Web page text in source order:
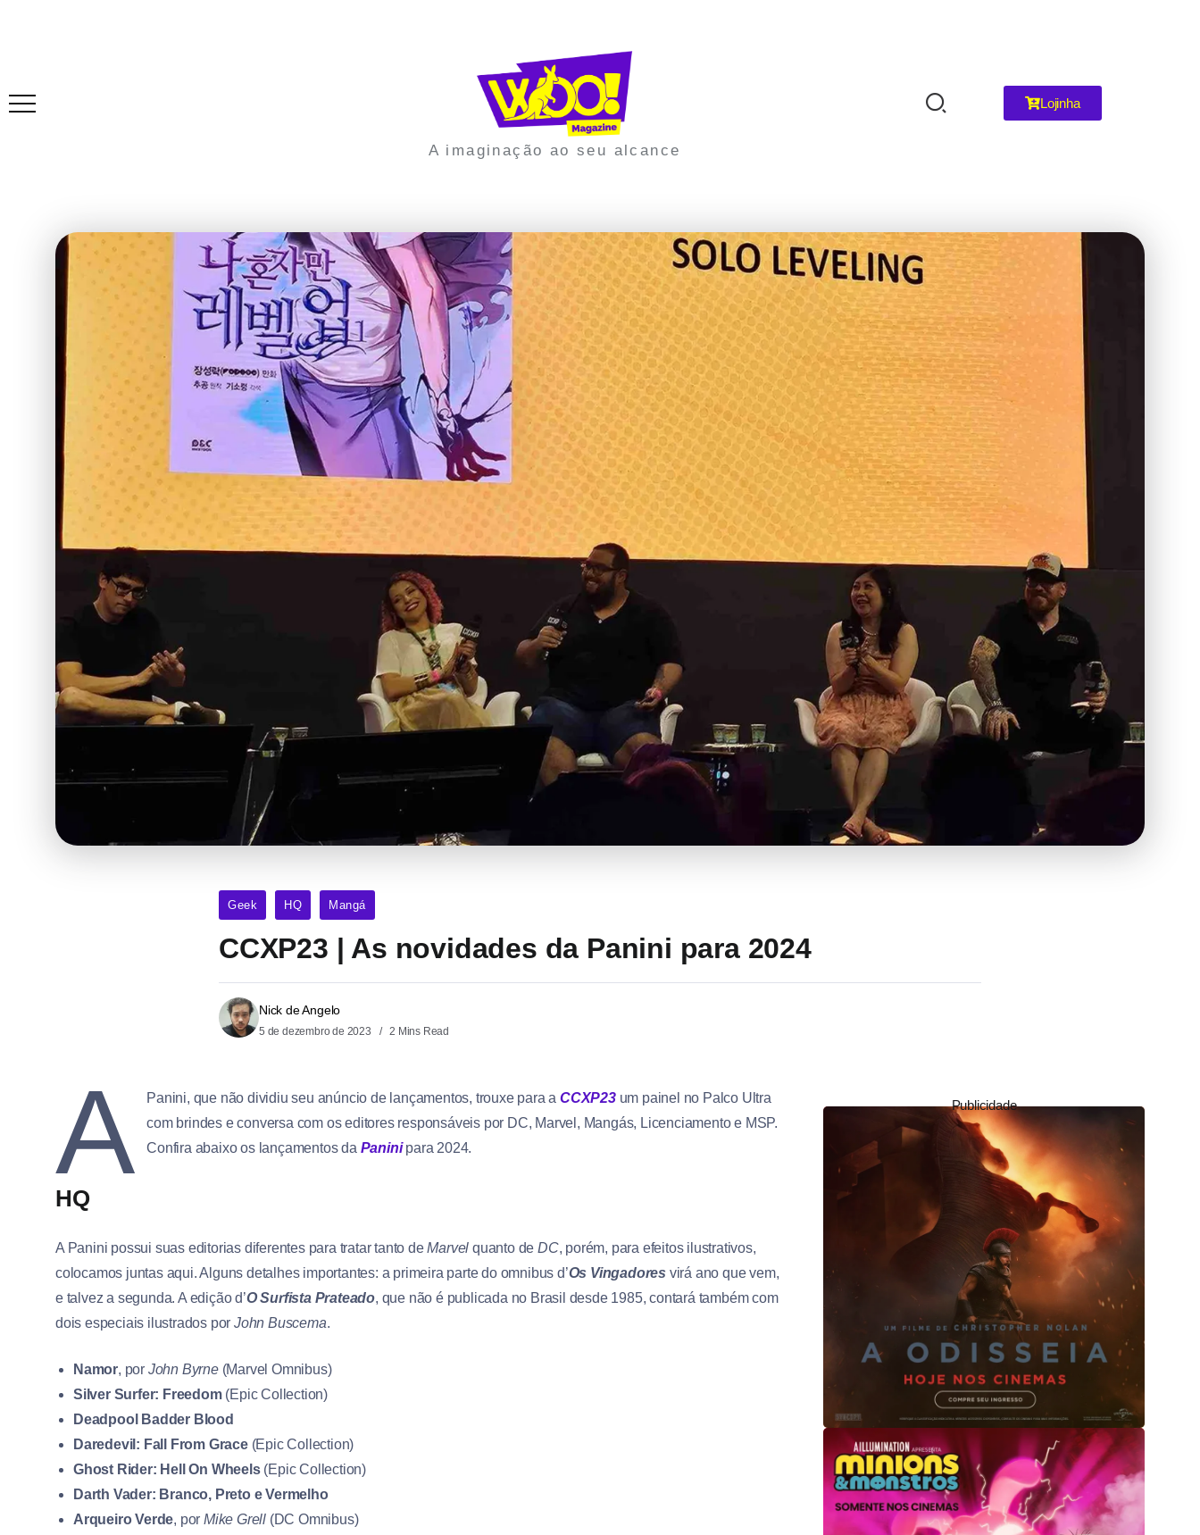
A imaginação ao seu alcance
Lojinha
Geek HQ Mangá
CCXP23 | As novidades da Panini para 2024
Nick de Angelo
5 de dezembro de 2023 2 Mins Read
A Panini, que não dividiu seu anúncio de lançamentos, trouxe para aCCXP23um painel no Palco Ultra
com brindes e conversa com os editores responsáveis por DC, Marvel, Mangás, Licenciamento e MSP.
Confira abaixo os lançamentos da Paninipara 2024.
HQ
A Panini possui suas editorias diferentes para tratar tanto deMarvelquanto deDC, porém, para efeitos ilustrativos,
colocamos juntas aqui. Alguns detalhes importantes: a primeira parte do omnibus d’Os Vingadores virá ano que vem,
e talvez a segunda. A edição d’O Surfista Prateado, que não é publicada no Brasil desde 1985, contará também com
dois especiais ilustrados porJohn Buscema.
Namor, por John Byrne(Marvel Omnibus)
Silver Surfer: Freedom(Epic Collection)
Deadpool Badder Blood
Daredevil: Fall From Grace(Epic Collection)
Ghost Rider: Hell On Wheels(Epic Collection)
Darth Vader: Branco, Preto e Vermelho
Arqueiro Verde, porMike Grell (DC Omnibus)
Publicidade